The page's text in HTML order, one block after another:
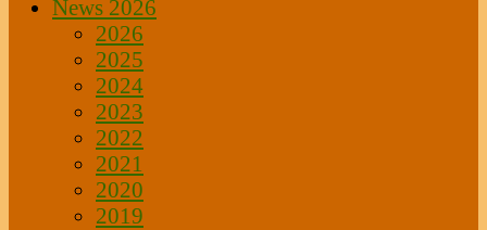
News 2026
2026
2025
2024
2023
2022
2021
2020
2019